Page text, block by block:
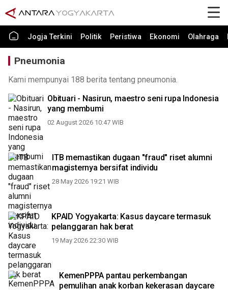
Jogja Terkini Politik Peristiwa Ekonomi Olahraga
Pneumonia
Kami mempunyai 188 berita tentang pneumonia.
Obituari - Nasirun, maestro seni rupa Indonesia
yang membumi
02 August 2026 10:47 WIB
ITB memastikan dugaan "fraud" riset alumni
magisternya bersifat individu
28 May 2026 19:21 WIB
KPAID Yogyakarta: Kasus daycare termasuk
pelanggaran hak berat
19 May 2026 22:30 WIB
KemenPPPA pantau perkembangan
pemulihan anak korban kekerasan daycare